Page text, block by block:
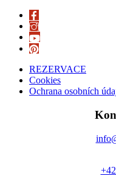
REZERVACE
Cookies
Ochrana osobních